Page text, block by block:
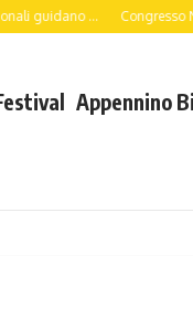
guidano ... Congresso
Appennino